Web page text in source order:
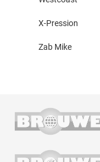
X-Pression
Zab Mike